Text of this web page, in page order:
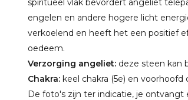
spiritueel vlak bevordert angeliet
engelen en andere hogere licht
verkoelend en heeft het een positief
oedeem.
Verzorging angeliet: deze steen kan
Chakra: keel chakra (5e) en voorhoofd
De foto's zijn ter indicatie, je ontvangt